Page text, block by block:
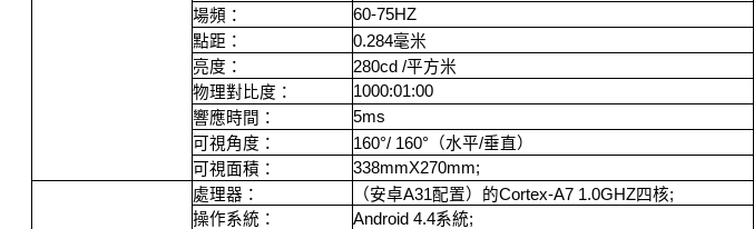
場頻：
60-75HZ
點距：
0.284毫米
亮度：
280cd /平方米
物理對比度：
1000:01:00
響應時間：
5ms
可視角度：
160°/ 160° （水平/垂直）
可視面積：
338mmX270mm;
處理器： （安卓A31配置）的Cortex-A7 1.0GHZ四核;
操作系統：
Android 4.4系統;